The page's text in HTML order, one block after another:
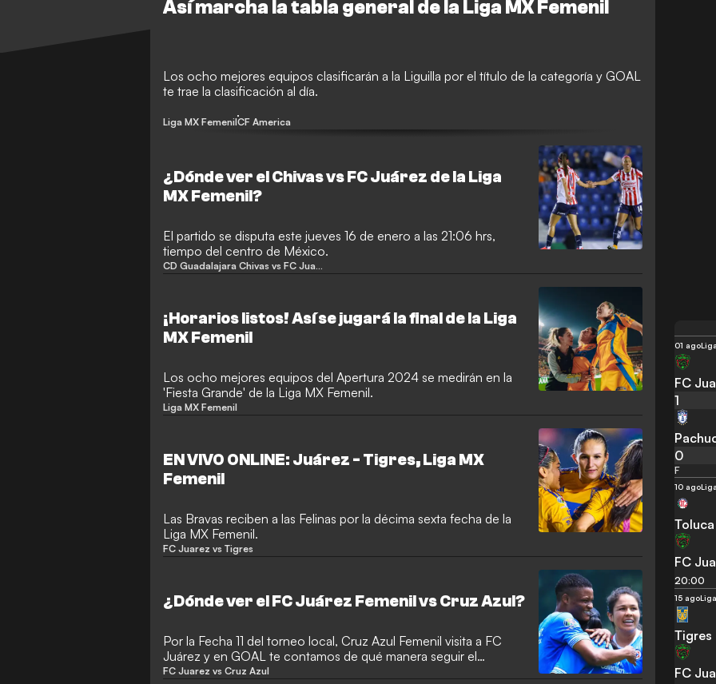
Así marcha la tabla general de la Liga MX Femenil
Los ocho mejores equipos clasificarán a la Liguilla por el título de la categoría y GOAL
te trae la clasificación al día.
Liga MX FemenilCF America
¿Dónde ver el Chivas vs FC Juárez de la Liga
MX Femenil?
El partido se disputa este jueves 16 de enero a las 21:06 hrs,
tiempo del centro de México.
CD Guadalajara Chivas vs FC Juarez
¡Horarios listos! Así se jugará la final de la Liga
MX Femenil
Los ocho mejores equipos del Apertura 2024 se medirán en la
'Fiesta Grande' de la Liga MX Femenil.
Liga MX Femenil
EN VIVO ONLINE: Juárez - Tigres, Liga MX
Femenil
Las Bravas reciben a las Felinas por la décima sexta fecha de la
Liga MX Femenil.
FC Juarez vs Tigres
¿Dónde ver el FC Juárez Femenil vs Cruz Azul?
Por la Fecha 11 del torneo local, Cruz Azul Femenil visita a FC
Juárez y en GOAL te contamos de qué manera seguir el
encuentro.
FC Juarez vs Cruz Azul
01 ago
FC
1
0
F
10 ago
Toluca
FC
20:00
15 ago
Tigres
FC